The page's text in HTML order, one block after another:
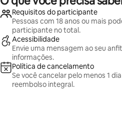
Requisitos do participante
Pessoas com 18 anos ou mais
participante no total.
Acessibilidade
Envie uma mensagem ao seu
informações.
Política de cancelamento
Se você cancelar pelo menos 1
reembolso integral.